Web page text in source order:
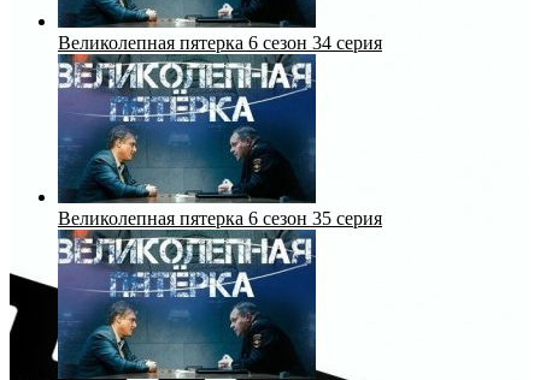
Великолепная пятерка 6 сезон 34 серия
Великолепная пятерка 6 сезон 35 серия